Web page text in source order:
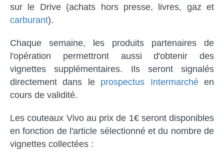
sur le Drive (achats hors presse, livres, gaz et
carburant).
Chaque semaine, les produits partenaires de
l'opération permettront aussi d'obtenir des
vignettes supplémentaires. Ils seront signalés
directement dans le prospectus Intermarchéen
cours de validité.
Les couteaux Vivo au prix de 1€ seront disponibles
en fonction de l'article sélectionné et du nombre de
vignettes collectées :